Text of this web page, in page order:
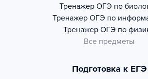
Тренажер ОГЭ по
Тренажер ОГЭ по
Тренажер ОГЭ по
Все предметы
Подготовка к ЕГЭ